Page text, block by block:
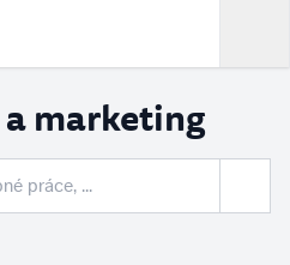
marketing